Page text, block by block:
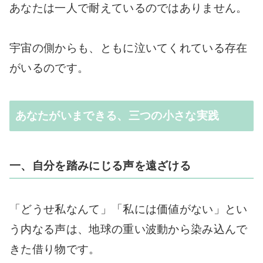
あなたは一人で耐えているのではありません。
宇宙の側からも、ともに泣いてくれている存在
がいるのです。
あなたがいまできる、三つの小さな実践
一、自分を踏みにじる声を遠ざける
「どうせ私なんて」「私には価値がない」とい
う内なる声は、地球の重い波動から染み込んで
きた借り物です。